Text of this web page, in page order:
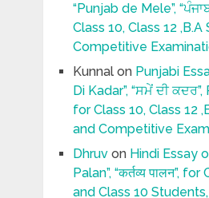
“Punjab de Mele”,
Class 10, Class 12
Competitive
Kunnalon Punjabi
Di Kadar”, “ਸਮੇਂ ਦੀ
for Class 10, Class 12
and Competitive
Dhruvon Hindi Essay
Palan”, “कर्तव्य पालन”,
and Class 10